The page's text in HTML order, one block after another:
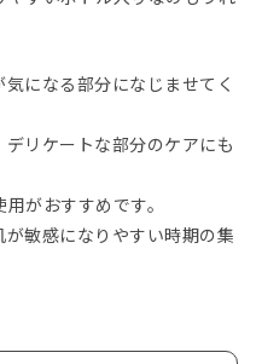
になる部分になじませてく
リケートな部分のケアにも
がおすすめです。
敏感になりやすい時期の集